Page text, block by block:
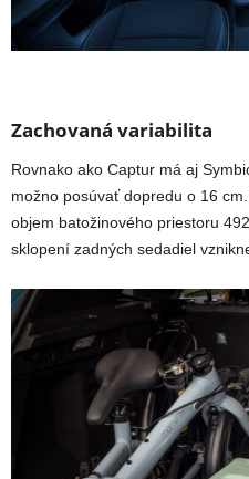
Zachovaná variabilita
Rovnako ako Captur má aj
možno posúvať dopredu o 16
objem batožinového priestoru
sklopení zadných sedadiel